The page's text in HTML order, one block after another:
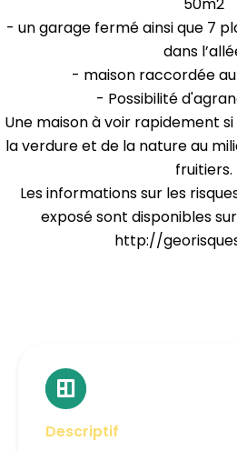
50m2
- un garage fermé ainsi que 7
dans
- maison raccordée
- Possibilité
Une maison à voir rapidement
la verdure et de la nature au
fruitiers.
Les informations sur les
exposé sont disponibles
http://
Descriptif